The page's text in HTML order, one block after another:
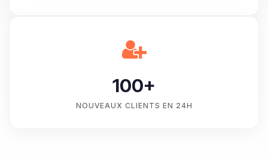
100+
NOUVEAUX CLIENTS EN 24H